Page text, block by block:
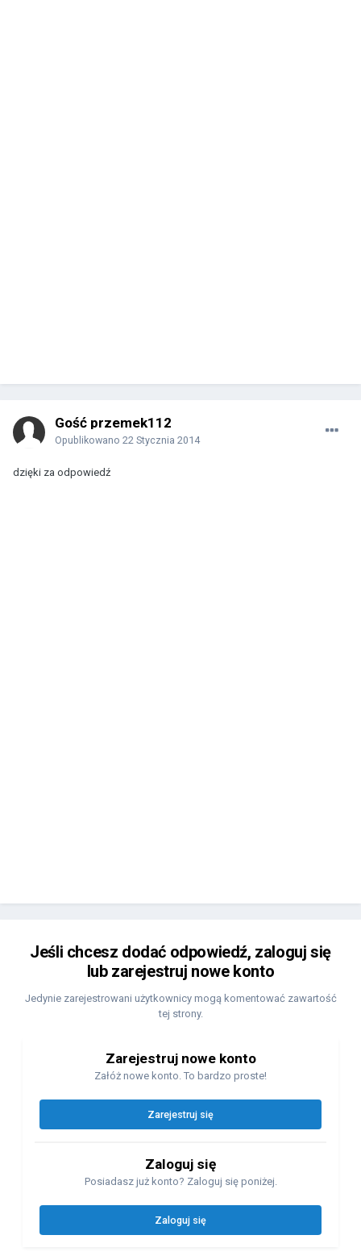
Gość przemek112
Opublikowano 22 Stycznia 2014
dzięki za odpowiedź
Jeśli chcesz dodać odpowiedź, zaloguj się
lub zarejestruj nowe konto
Jedynie zarejestrowani użytkownicy mogą komentować zawartość
tej strony.
Zarejestruj nowe konto
Załóż nowe konto. To bardzo proste!
Zarejestruj się
Zaloguj się
Posiadasz już konto? Zaloguj się poniżej.
Zaloguj się